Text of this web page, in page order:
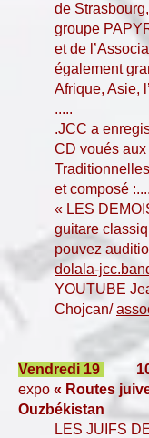
de
groupe
et de
également
Afrique, Asie,
.....
.JCC a
CD voués
et composé
« LES
guitare
pouvez
dolala-
YOUTUBE
Chojcan/
Vendredi 19
expo « Routes
Ouzbékistan
LES JUIFS